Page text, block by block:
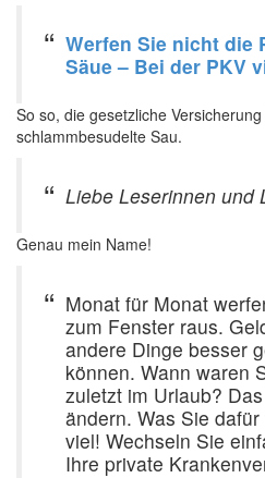
Werfen Sie nicht die
Säue – Bei der PKV
So so, die gesetzliche
schlammbesudelte Sau.
Liebe Leserinnen und
Genau mein Name!
Monat für Monat
zum Fenster raus.
andere Dinge besser
können. Wann waren
zuletzt im Urlaub?
ändern. Was Sie
viel! Wechseln Sie
Ihre private